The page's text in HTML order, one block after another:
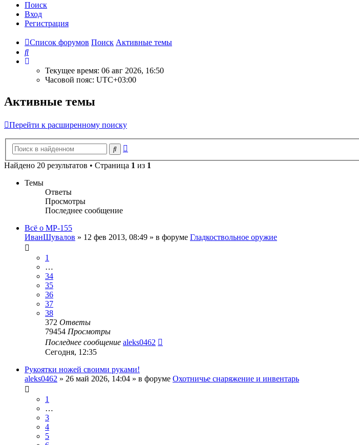
Поиск
Вход
Регистрация
Список форумов Поиск Активные темы
Поиск
Текущее время: 06 авг 2026, 16:50
Часовой пояс: UTC+03:00
Активные темы
Перейти к расширенному поиску
Поиск
Найдено 20 результатов • Страница 1 из 1
Темы
Ответы
Просмотры
Последнее сообщение
Всё о МР-155
ИванШувалов » 12 фев 2013, 08:49 » в форуме Гладкоствольное оружие
1
…
34
35
36
37
38
372 Ответы
79454 Просмотры
Последнее сообщение aleks0462
Сегодня, 12:35
Рукоятки ножей своими руками!
aleks0462 » 26 май 2026, 14:04 » в форуме Охотничье снаряжение и инвентарь
1
…
3
4
5